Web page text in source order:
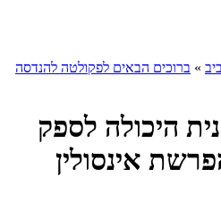
» ברוכים הבאים לפקולטה להנדסה
היכולה לספק
אינסולין